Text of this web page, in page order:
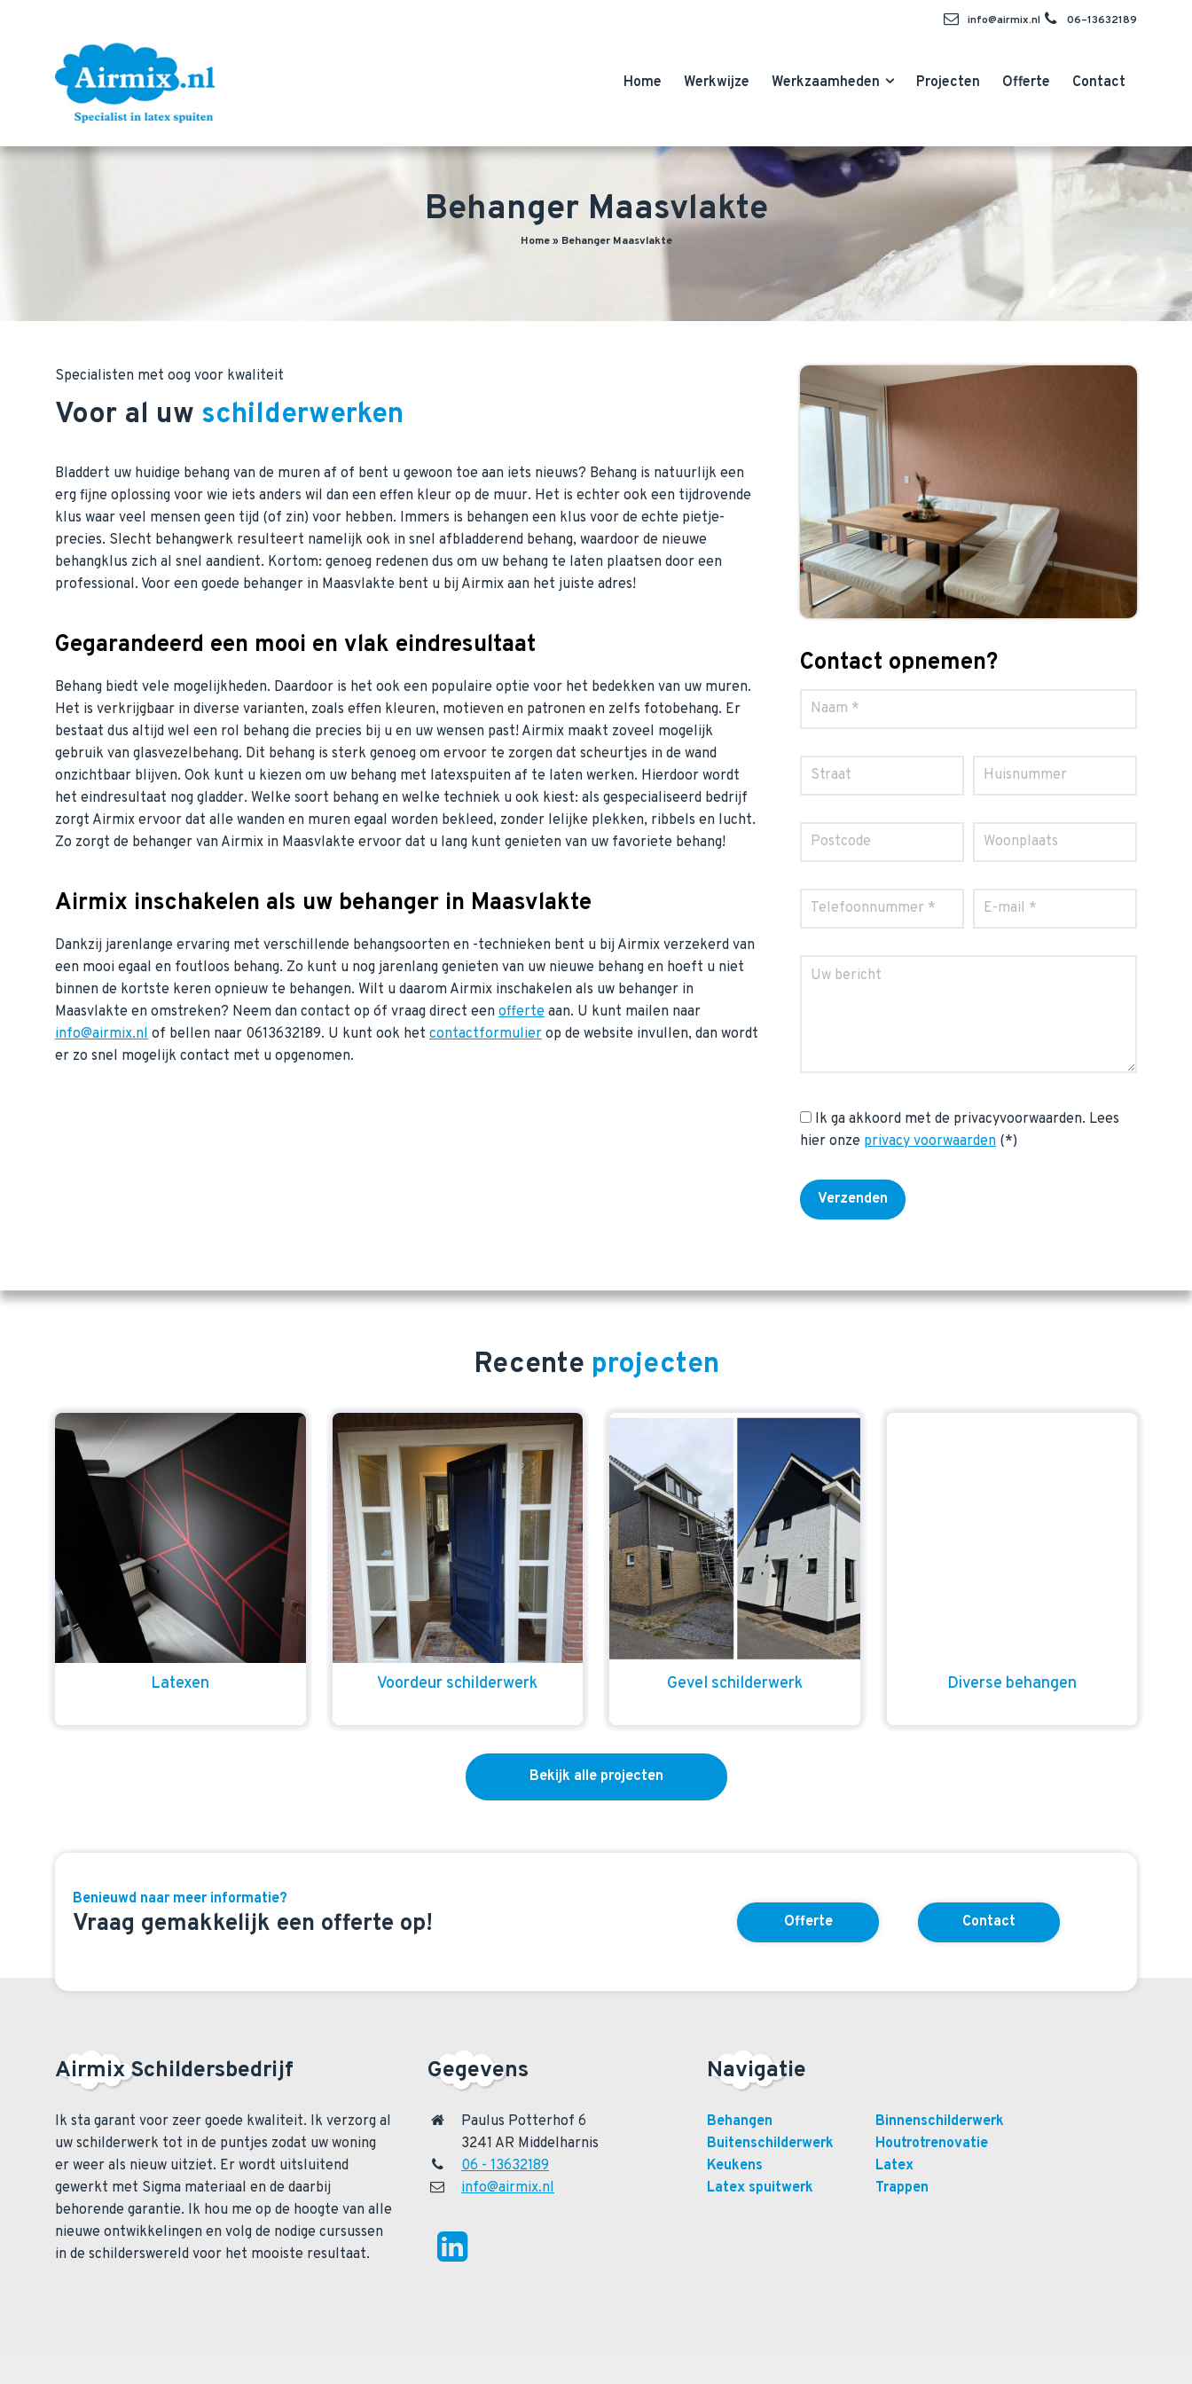
info@airmix.nl 06–13632189
Home Werkwijze Werkzaamheden Projecten Offerte Contact
Behanger Maasvlakte
Home» Behanger Maasvlakte
Specialisten met oog voor kwaliteit
Voor al uw schilderwerken
Bladdert uw huidige behang van de muren af of bent u gewoon toe aan iets nieuws? Behang is natuurlijk een
erg fijne oplossing voor wie iets anders wil dan een effen kleur op de muur. Het is echter ook een tijdrovende
klus waar veel mensen geen tijd (of zin) voor hebben. Immers is behangen een klus voor de echte pietje-
precies. Slecht behangwerk resulteert namelijk ook in snel afbladderend behang, waardoor de nieuwe
behangklus zich al snel aandient. Kortom: genoeg redenen dus om uw behang te laten plaatsen door een
professional. Voor een goede behanger in Maasvlakte bent u bij Airmix aan het juiste adres!
Gegarandeerd een mooi en vlak eindresultaat
Behang biedt vele mogelijkheden. Daardoor is het ook een populaire optie voor het bedekken van uw muren.
Het is verkrijgbaar in diverse varianten, zoals effen kleuren, motieven en patronen en zelfs fotobehang. Er
bestaat dus altijd wel een rol behang die precies bij u en uw wensen past! Airmix maakt zoveel mogelijk
gebruik van glasvezelbehang. Dit behang is sterk genoeg om ervoor te zorgen dat scheurtjes in de wand
onzichtbaar blijven. Ook kunt u kiezen om uw behang met latexspuiten af te laten werken. Hierdoor wordt
het eindresultaat nog gladder. Welke soort behang en welke techniek u ook kiest: als gespecialiseerd bedrijf
zorgt Airmix ervoor dat alle wanden en muren egaal worden bekleed, zonder lelijke plekken, ribbels en lucht.
Zo zorgt de behanger van Airmix in Maasvlakte ervoor dat u lang kunt genieten van uw favoriete behang!
Airmix inschakelen als uw behanger in Maasvlakte
Dankzij jarenlange ervaring met verschillende behangsoorten en -technieken bent u bij Airmix verzekerd van
een mooi egaal en foutloos behang. Zo kunt u nog jarenlang genieten van uw nieuwe behang en hoeft u niet
binnen de kortste keren opnieuw te behangen. Wilt u daarom Airmix inschakelen als uw behanger in
Maasvlakte en omstreken? Neem dan contact op óf vraag direct een offerte aan. U kunt mailen naar
info@airmix.nl of bellen naar 0613632189. U kunt ook het contactformulier op de website invullen, dan wordt
er zo snel mogelijk contact met u opgenomen.
Contact opnemen?
Ik ga akkoord met de privacyvoorwaarden. Lees
hier onze privacy voorwaarden (*)
Recente projecten
Latexen Voordeur schilderwerk Gevel schilderwerk Diverse behangen
Bekijk alle projecten
Benieuwd naar meer informatie?
Vraag gemakkelijk een offerte op! Offerte Contact
Airmix Schildersbedrijf
Ik sta garant voor zeer goede kwaliteit. Ik verzorg al
uw schilderwerk tot in de puntjes zodat uw woning
er weer als nieuw uitziet. Er wordt uitsluitend
gewerkt met Sigma materiaal en de daarbij
behorende garantie. Ik hou me op de hoogte van alle
nieuwe ontwikkelingen en volg de nodige cursussen
in de schilderswereld voor het mooiste resultaat.
Gegevens
Paulus Potterhof 6
3241 AR Middelharnis
06 - 13632189
info@airmix.nl
Navigatie
Behangen
Binnenschilderwerk
Buitenschilderwerk
Houtrotrenovatie
Keukens
Latex
Latex spuitwerk
Trappen